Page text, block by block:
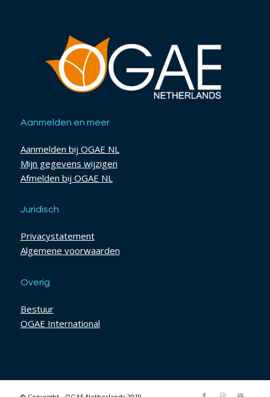
Aanmelden en meer
Aanmelden bij OGAE NL
Mijn gegevens wijzigen
Afmelden bij OGAE NL
Juridisch
Privacystatement
Algemene voorwaarden
Overig
Bestuur
OGAE International